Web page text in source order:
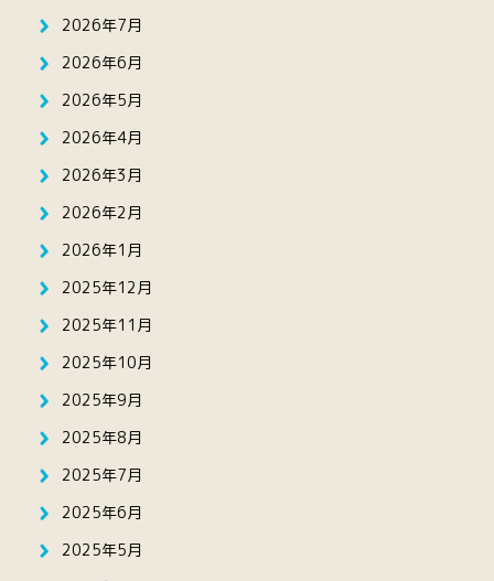
2026年7月
2026年6月
2026年5月
2026年4月
2026年3月
2026年2月
2026年1月
2025年12月
2025年11月
2025年10月
2025年9月
2025年8月
2025年7月
2025年6月
2025年5月